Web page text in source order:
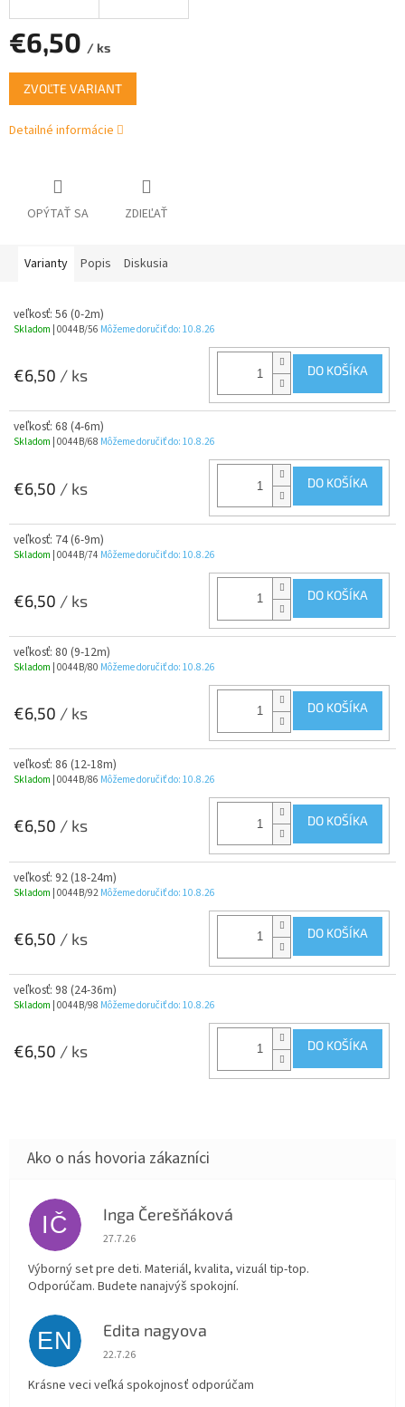
€6,50 / ks
Jednotková
cena:
ZVOĽTE VARIANT
Detailné informácie
OPÝTAŤ SA ZDIEĽAŤ
Varianty Popis Diskusia
veľkosť: 56 (0-2m)
Skladom | 0044B/56 Môžeme doručiť do: 10.8.26
€6,50 / ks DO KOŠÍKA
veľkosť: 68 (4-6m)
Skladom | 0044B/68 Môžeme doručiť do: 10.8.26
€6,50 / ks DO KOŠÍKA
veľkosť: 74 (6-9m)
Skladom | 0044B/74 Môžeme doručiť do: 10.8.26
€6,50 / ks DO KOŠÍKA
veľkosť: 80 (9-12m)
Skladom | 0044B/80 Môžeme doručiť do: 10.8.26
€6,50 / ks DO KOŠÍKA
veľkosť: 86 (12-18m)
Skladom | 0044B/86 Môžeme doručiť do: 10.8.26
€6,50 / ks DO KOŠÍKA
veľkosť: 92 (18-24m)
Skladom | 0044B/92 Môžeme doručiť do: 10.8.26
€6,50 / ks DO KOŠÍKA
veľkosť: 98 (24-36m)
Skladom | 0044B/98 Môžeme doručiť do: 10.8.26
€6,50 / ks DO KOŠÍKA
IČ Inga Čerešňáková
Hodnotenie obchodu je 5 z 5 hviezdičiek.
27.7.26
Výborný set pre deti. Materiál, kvalita, vizuál tip-top.
Odporúčam. Budete nanajvýš spokojní.
EN Edita nagyova
Hodnotenie obchodu je 5 z 5 hviezdičiek.
22.7.26
Krásne veci veľká spokojnosť odporúčam